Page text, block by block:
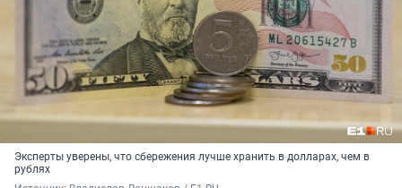
Эксперты уверены, что сбережения лучше хранить в долларах, чем в
рублях